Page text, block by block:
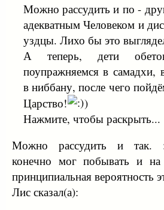
Можно рассудить и по -
адекватным Человеком и
уздцы. Лихо бы это
А теперь, дети
поупражняемся в самадхи,
в ниббану, после чего
Царство!
)
Нажмите, чтобы раскрыть...
Можно рассудить и так.
конечно мог побывать и
принципиальная вероятность
Лис сказал(а):